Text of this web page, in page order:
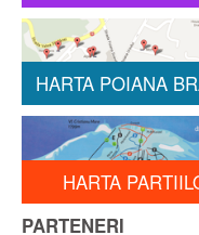
HARTA POIANA
HARTA
PARTENERI